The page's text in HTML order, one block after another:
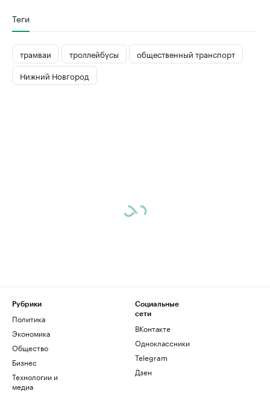
Теги
трамваи троллейбусы
общественный транспорт
Нижний Новгород
Рубрики
Политика
Экономика
Общество
Бизнес
Технологии и
медиа
Социальные
сети
ВКонтакте
Одноклассники
Telegram
Дзен